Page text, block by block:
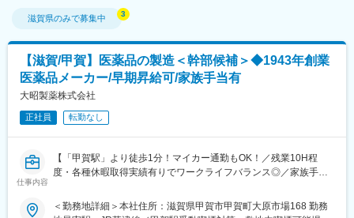
滋賀県のみで募集中
【滋賀/甲賀】医薬品の製造＜幹部候補＞◆1943年創業
医薬品メーカー/早期昇給可/家族手当有
大昭製薬株式会社
正社員 転勤なし
仕事内容
【「甲賀駅」より徒歩1分！マイカー通勤もOK！／残業10H程
度・各種休暇取得実績有りでワークライフバランス◎／家族手
■職務内容：
＜勤務地詳細＞本社住所：滋賀県甲賀市甲賀町大原市場168 勤務